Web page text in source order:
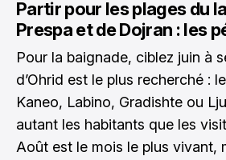
Partir pour les plages du
Prespa et de Dojran : les
Pour la baignade, ciblez juin à
d’Ohrid est le plus recherché :
Kaneo, Labino, Gradishte ou
autant les habitants que les
Août est le mois le plus vivant,